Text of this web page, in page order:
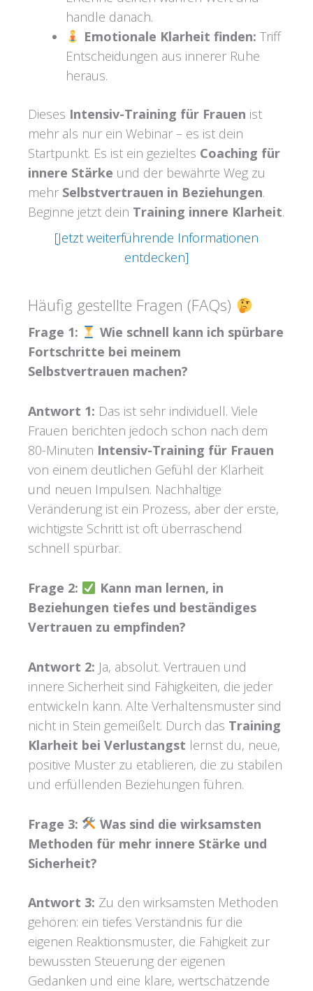
handle danach.
Emotionale Klarheit finden: Triff
Entscheidungen aus innerer Ruhe
heraus.
Dieses Intensiv-Training für Frauen ist
mehr als nur ein Webinar – es ist dein
Startpunkt. Es ist ein gezieltes Coaching für
innere Stärke und der bewährte Weg zu
mehr Selbstvertrauen in Beziehungen.
Beginne jetzt dein Training innere Klarheit.
[Jetzt weiterführende Informationen
entdecken]
Häufig gestellte Fragen (FAQs)
Frage 1:
Wie schnell kann ich spürbare
Fortschritte bei meinem
Selbstvertrauen machen?
Antwort 1: Das ist sehr individuell. Viele
Frauen berichten jedoch schon nach dem
80-Minuten Intensiv-Training für Frauen
von einem deutlichen Gefühl der Klarheit
und neuen Impulsen. Nachhaltige
Veränderung ist ein Prozess, aber der erste,
wichtigste Schritt ist oft überraschend
schnell spürbar.
Frage 2:
Kann man lernen, in
Beziehungen tiefes und beständiges
Vertrauen zu empfinden?
Antwort 2: Ja, absolut. Vertrauen und
innere Sicherheit sind Fähigkeiten, die jeder
entwickeln kann. Alte Verhaltensmuster sind
nicht in Stein gemeißelt. Durch das Training
Klarheit bei Verlustangst lernst du, neue,
positive Muster zu etablieren, die zu stabilen
und erfüllenden Beziehungen führen.
Frage 3:
Was sind die wirksamsten
Methoden für mehr innere Stärke und
Sicherheit?
Antwort 3: Zu den wirksamsten Methoden
gehören: ein tiefes Verständnis für die
eigenen Reaktionsmuster, die Fähigkeit zur
bewussten Steuerung der eigenen
Gedanken und eine klare, wertschätzende